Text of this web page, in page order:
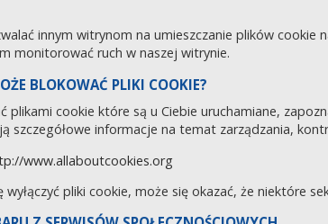
innym witrynom na umieszczanie plików
monitorować ruch w naszej witrynie.
BLOKOWAĆ PLIKI COOKIE?
plikami cookie które są u Ciebie uruchamiane,
szczegółowe informacje na temat zarządzania,
www.allaboutcookies.org
pliki cookie, może się okazać, że niektóre